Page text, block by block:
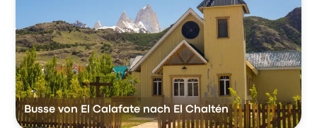
Busse von El Calafate nach El Chaltén